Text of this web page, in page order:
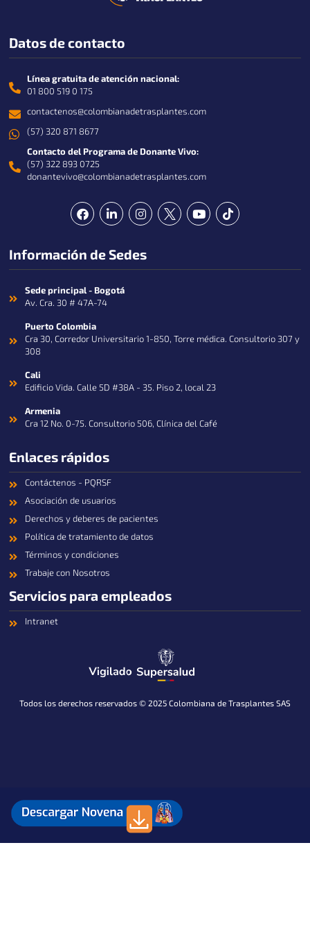
Datos de contacto
Línea gratuita de atención nacional:
01 800 519 0 175
contactenos@colombianadetrasplantes.com
(57) 320 871 8677
Contacto del Programa de Donante Vivo:
(57) 322 893 0725
donantevivo@colombianadetrasplantes.com
F
a
b
o
k
L
i
e
d
n
I
n
a
g
Y
o
b
T
i
k
Información de Sedes
Sede principal - Bogotá
Av. Cra. 30 # 47A-74
Puerto Colombia
Cra 30, Corredor Universitario 1-850, Torre médica. Consultorio 307 y
308
Cali
Edificio Vida. Calle 5D #38A - 35. Piso 2, local 23
Armenia
Cra 12 No. 0-75. Consultorio 506, Clínica del Café
Enlaces rápidos
Contáctenos - PQRSF
Asociación de usuarios
Derechos y deberes de pacientes
Política de tratamiento de datos
Términos y condiciones
Trabaje con Nosotros
Servicios para empleados
Intranet
Todos los derechos reservados © 2025 Colombiana de Trasplantes SAS